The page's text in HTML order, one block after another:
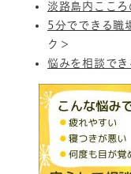
淡路島内こころ
5分でできる職
ク＞
悩みを相談でき